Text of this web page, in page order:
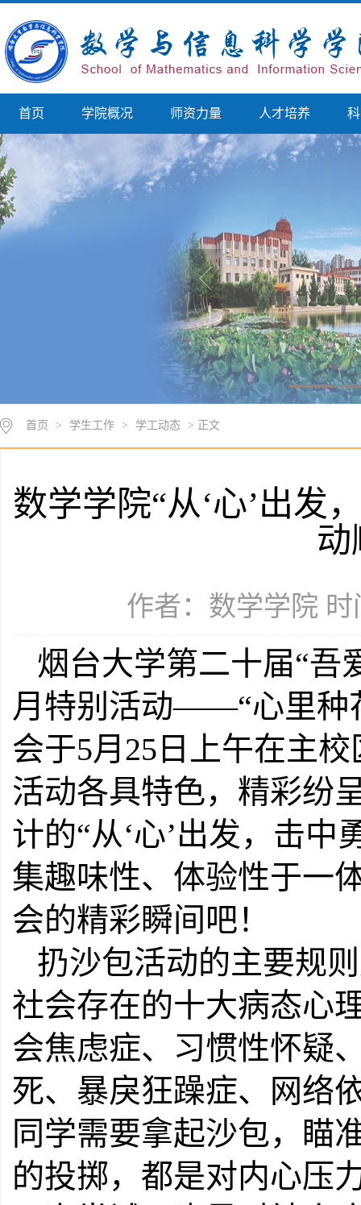
首页 学院概况 师资力量 人才培养
首页 > 学生工作 > 学工动态 > 正文
数学学院“从‘心’出发
动
作者：数学学院 时
烟台大学第二十届“吾
月特别活动——“心里种
会于5月25日上午在主
活动各具特色，精彩纷
计的“从‘心’出发，击
集趣味性、体验性于一
会的精彩瞬间吧！
扔沙包活动的主要规
社会存在的十大病态
会焦虑症、习惯性怀疑
死、暴戾狂躁症、网络
同学需要拿起沙包，瞄
的投掷，都是对内心压